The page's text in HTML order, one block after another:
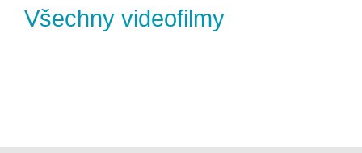
Všechny videofilmy